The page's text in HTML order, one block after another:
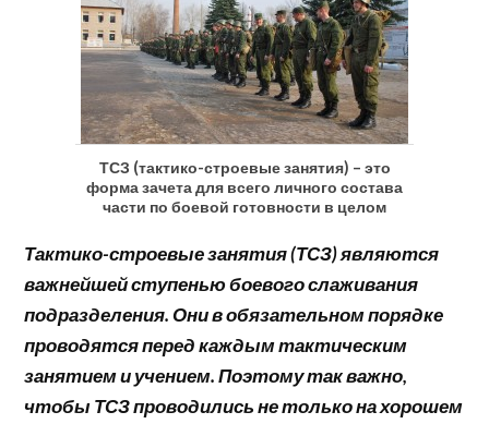
ТСЗ (тактико-строевые занятия) – это
форма зачета для всего личного состава
части по боевой готовности в целом
Тактико-строевые занятия (ТСЗ) являются
важнейшей ступенью боевого слаживания
подразделения. Они в обязательном порядке
проводятся перед каждым тактическим
занятием и учением. Поэтому так важно,
чтобы ТСЗ проводились не только на хорошем